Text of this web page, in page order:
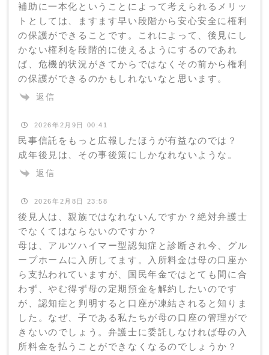
補助に一本化ということによって考えられるメリッ
トとしては、ますます早い段階から安心安全に権利
の保護ができることです。これによって、後見にし
かない権利を段階的に使えるようにするのであれ
ば、危機的状況がきてからではなくその前から権利
の保護ができるのかもしれないなと思います。
返信
2026年2月9日 00:41
民事信託をもっと広報したほうが有益なのでは？
成年後見は、その事後策にしかなれないような。
返信
2026年2月8日 23:58
後見人は、親族ではなれないんですか？絶対弁護士
でなくてはならないのですか？
母は、アルツハイマー型認知症と診断され今、グル
ープホームに入所してます。入所料金は母の口座か
ら支払われていますが、国民年金ではとても間に合
わず、やむ得ず母の定期預金を解約したいのです
が、認知症と判明すると口座が凍結されると知りま
した。なぜ、子である私たちが母の口座の管理がで
きないのでしょう。弁護士に委託しなければ母の入
所料金を払うことができなくなるのでしょうか？